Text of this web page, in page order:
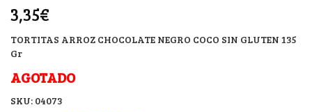
3,35€
TORTITAS ARROZ CHOCOLATE NEGRO COCO SIN GLUTEN 135
Gr
AGOTADO
SKU: 04073